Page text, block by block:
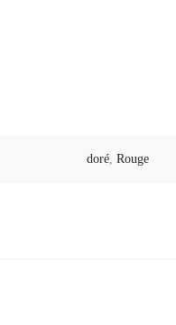
doré, Rouge